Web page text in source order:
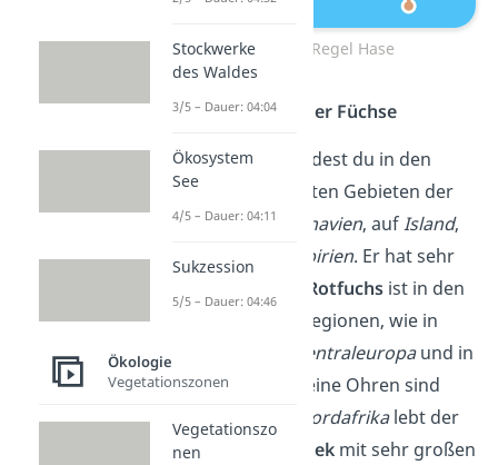
Allensche Regel Hase
Ohren und Beine der Füchse
DenPolarfuchs
findest du in den
nördlichen und kalten Gebieten der
Erde wie inSkandinavien, aufIsland,
inAlaska und in Sibirien. Er hat sehr
Rotfuchs ist in den
etwas wärmeren Regionen, wie in
Nordamerika
Zentraleuropaund in
Asienverbreitet. Seine Ohren sind
etwas größer. In
Nordafrikalebt der
Wüstenfuchs/Fennek mit sehr großen
Stockwerke
des Waldes
3/5 – Dauer: 04:04
Ökosystem
See
4/5 – Dauer: 04:11
Sukzession
5/5 – Dauer: 04:46
Ökologie
Vegetationszonen
Vegetationszo
nen